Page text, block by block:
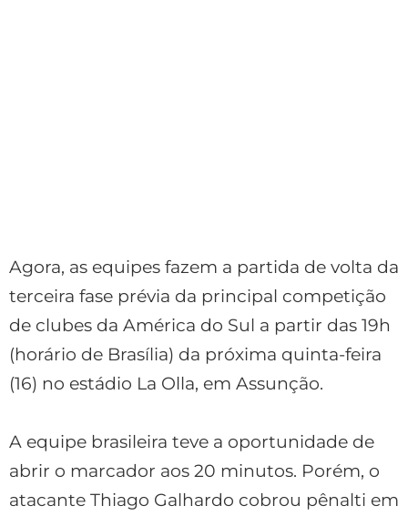
Agora, as equipes fazem a partida de volta da
terceira fase prévia da principal competição
de clubes da América do Sul a partir das 19h
(horário de Brasília) da próxima quinta-feira
(16) no estádio La Olla, em Assunção.
A equipe brasileira teve a oportunidade de
abrir o marcador aos 20 minutos. Porém, o
atacante Thiago Galhardo cobrou pênalti em